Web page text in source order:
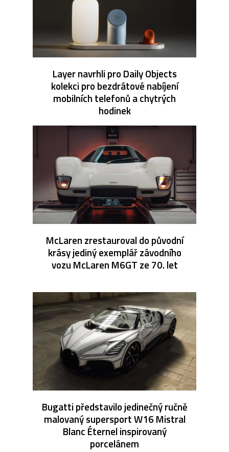
Layer navrhli pro Daily Objects
kolekci pro bezdrátové nabíjení
mobilních telefonů a chytrých
hodinek
McLaren zrestauroval do původní
krásy jediný exemplář závodního
vozu McLaren M6GT ze 70. let
Bugatti představilo jedinečný ručně
malovaný supersport W16 Mistral
Blanc Éternel inspirovaný
porcelánem